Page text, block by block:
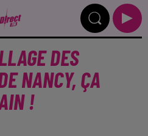
DES
NANCY, ÇA
!